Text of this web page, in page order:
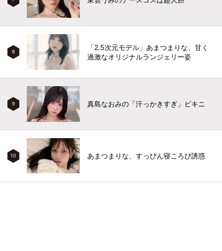
8
「2.5次元モデル」あまつまりな、甘く
過激なオリジナルランジェリー姿
9 真島なおみの「汗っかきすぎ」ビキニ
10 あまつまりな、すっぴん寝ころび誘惑